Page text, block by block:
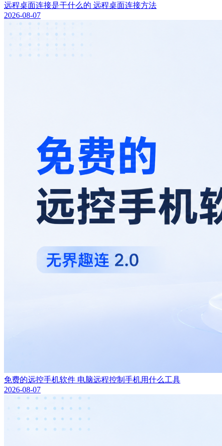
远程桌面连接是干什么的 远程桌面连接方法
2026-08-07
免费的远控手机软件 电脑远程控制手机用什么工具
2026-08-07